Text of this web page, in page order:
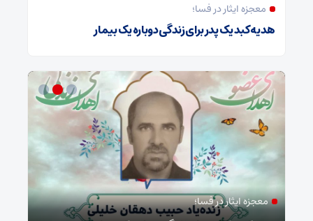
معجزه ایثار در فسا؛
هدیه کبد یک پدر برای زندگی دوباره یک بیمار
معجزه ایثار در فسا؛